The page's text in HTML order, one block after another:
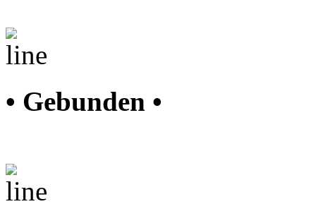
• Gebunden •